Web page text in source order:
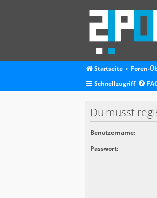
Startseite
Foren-
Schnellzugriff
Du musst
Benutzername:
Passwort: